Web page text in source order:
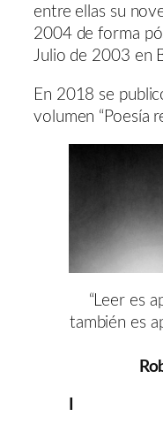
entre ellas su
2004 de forma
Julio de 2003 en
En 2018 se
volumen “Poesía
“Leer es
también es